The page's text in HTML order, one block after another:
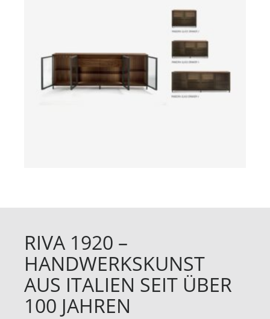
RIVA 1920 –
HANDWERKSKUNST
AUS ITALIEN SEIT ÜBER
100 JAHREN